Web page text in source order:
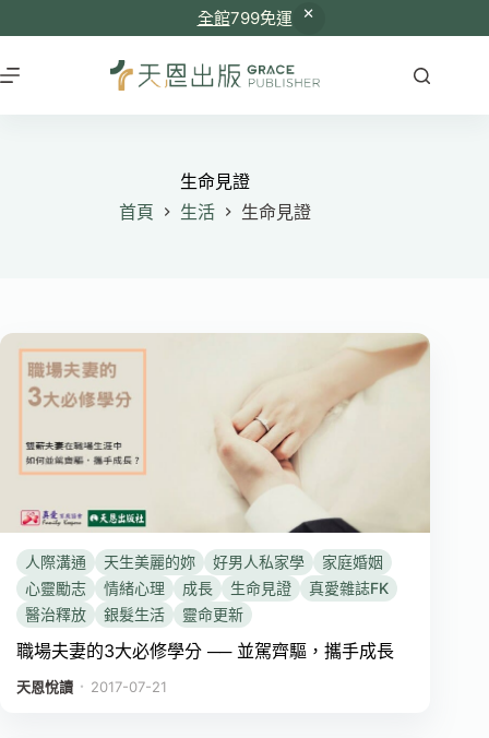
全館799免運
至
主
生命見證
首頁
生活 生命見證
人際溝通 天生美麗的妳 好男人私家學
家庭婚姻
心靈勵志
情緒心理 成長 生命見證
真愛雜誌FK
醫治釋放
銀髮生活 靈命更新
職場夫妻的3大必修學分 ── 並駕齊驅，攜手成長
天恩悅讀 ． 2017-07-21